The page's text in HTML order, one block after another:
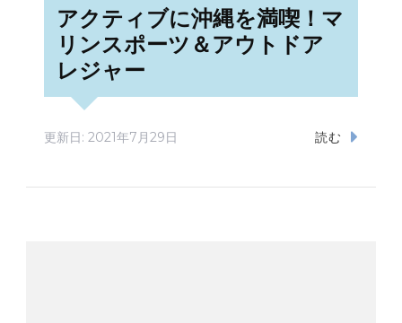
アクティブに沖縄を満喫！マ
リンスポーツ＆アウトドア
レジャー
更新日: 2021年7月29日 読む